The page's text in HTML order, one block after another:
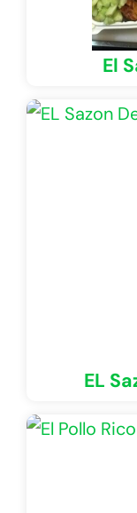
El
EL